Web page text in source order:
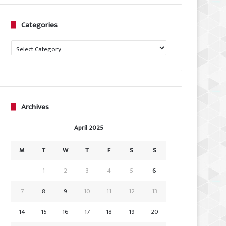
Categories
Categories
Archives
April 2025
M T W T F S
S
1
2 3 4 5
6
7
8 9 10 11 12
13
14
15 16 17 18 19 20